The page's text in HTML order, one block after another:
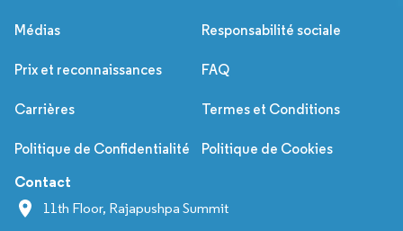
Médias Responsabilité sociale
Prix et reconnaissances FAQ
Carrières Termes et Conditions
Politique de Confidentialité Politique de Cookies
Contact
11th Floor, Rajapushpa Summit